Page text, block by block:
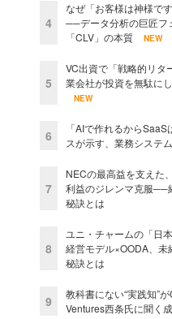
4
なぜ「お客様は神様で
──データ分析の巨匠フ
「CLV」の本質
NEW
5
VC出資で「戦略的リタ
業会社が投資を無駄に
NEW
6
「AIで作れるから
スが示す、業務システ
7
NECの最高益を支えた
利益のジレンマ克服──
秘訣とは
8
ユニ・チャームの「日
経営モデル×OODA、
秘訣とは
9
教科書にない“実践知”
Ventures西条氏に聞く